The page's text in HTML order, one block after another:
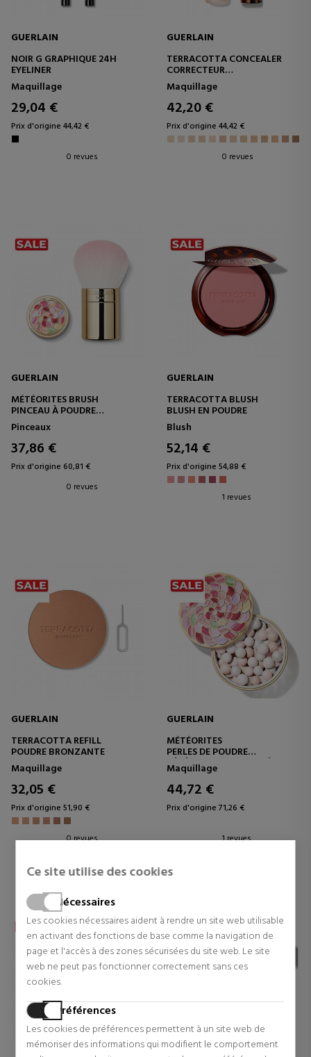
Ce site utilise des cookies
Nécessaires
Les cookies nécessaires aident à rendre un site web utilisable
en activant des fonctions de base comme la navigation de
page et l'accès à des zones sécurisées du site web. Le site
web ne peut pas fonctionner correctement sans ces
cookies.
Préférences
Les cookies de préférences permettent à un site web de
mémoriser des informations qui modifient le comportement
GUERLAIN
NOIR G GRAPHIQUE 24H
EYELINER
Maquillage
29,04 €
Prix d'origine 44,42 €
0 revues
GUERLAIN
TERRACOTTA CONCEALER
CORRECTEUR
CORRECTEUR PERFECTION
NATURELLE 24H
Maquillage
42,20 €
Prix d'origine 44,42 €
0 revues
GUERLAIN
MÉTÉORITES BRUSH
PINCEAU À POUDRE
BRONZANTE
Pinceaux
37,86 €
Prix d'origine 60,81 €
0 revues
GUERLAIN
TERRACOTTA BLUSH
BLUSH EN POUDRE
Blush
52,14 €
Prix d'origine 54,88 €
1 revues
GUERLAIN
TERRACOTTA REFILL
POUDRE BRONZANTE
Maquillage
32,05 €
Prix d'origine 51,90 €
0 revues
GUERLAIN
MÉTÉORITES
PERLES DE POUDRE
RÉVÉLATRICES DE LUMIÈRE
Maquillage
44,72 €
Prix d'origine 71,26 €
1 revues